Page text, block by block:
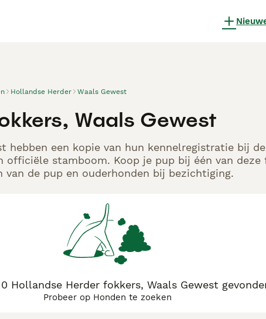
Hollandse Herder Waals Gewest
Waals Gewest
hebben een kopie van hun kennelregistratie bij
officiële stamboom. Koop je pup bij één van
van de pup en ouderhonden bij bezichtiging.
Hollandse Herder fokkers, Waals Gewest
Probeer op Honden te zoeken